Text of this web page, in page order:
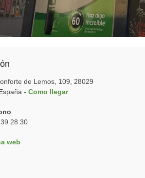
de Lemos, 109, 28029
- Como llegar
28 30
web